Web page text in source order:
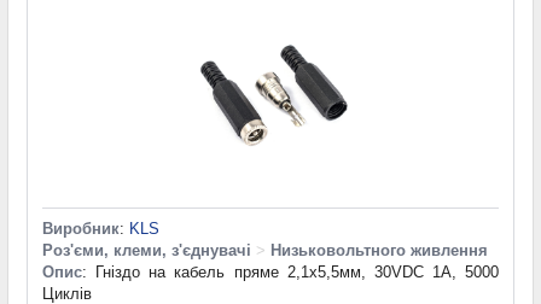
Виробник: KLS
Роз'єми, клеми, з'єднувачі > Низьковольтного живлення
Опис: Гніздо на кабель пряме 2,1x5,5мм, 30VDC 1A, 5000
Циклів